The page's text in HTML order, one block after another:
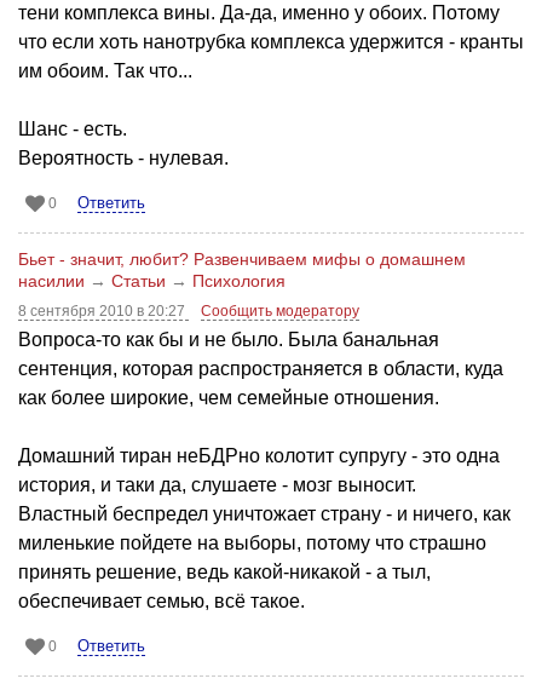
тени комплекса вины. Да-да, именно у обоих. Потому
что если хоть нанотрубка комплекса удержится - кранты
им обоим. Так что...
Шанс - есть.
Вероятность - нулевая.
0 Ответить
Бьет - значит, любит? Развенчиваем мифы о домашнем
насилии → Статьи → Психология
8 сентября 2010 в 20:27 Сообщить модератору
Вопроса-то как бы и не было. Была банальная
сентенция, которая распространяется в области, куда
как более широкие, чем семейные отношения.
Домашний тиран неБДРно колотит супругу - это одна
история, и таки да, слушаете - мозг выносит.
Властный беспредел уничтожает страну - и ничего, как
миленькие пойдете на выборы, потому что страшно
принять решение, ведь какой-никакой - а тыл,
обеспечивает семью, всё такое.
0 Ответить